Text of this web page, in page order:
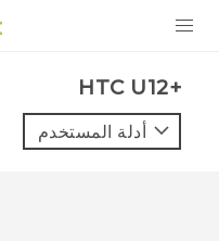
VIVE
HTC U12+‎
أدلة المستخدم